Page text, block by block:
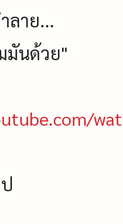
ลาย...
มันด้วย"